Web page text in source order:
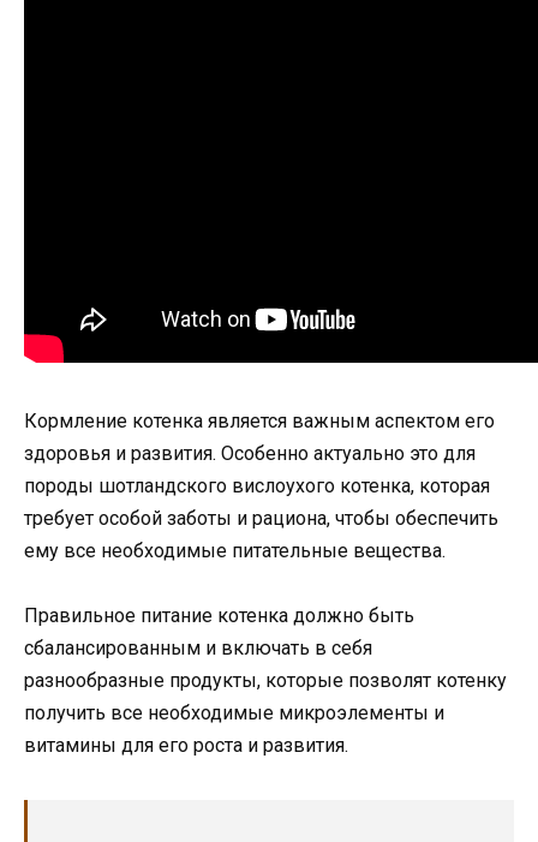
Кормление котенка является важным аспектом его
здоровья и развития. Особенно актуально это для
породы шотландского вислоухого котенка, которая
требует особой заботы и рациона, чтобы обеспечить
ему все необходимые питательные вещества.
Правильное питание котенка должно быть
сбалансированным и включать в себя
разнообразные продукты, которые позволят котенку
получить все необходимые микроэлементы и
витамины для его роста и развития.